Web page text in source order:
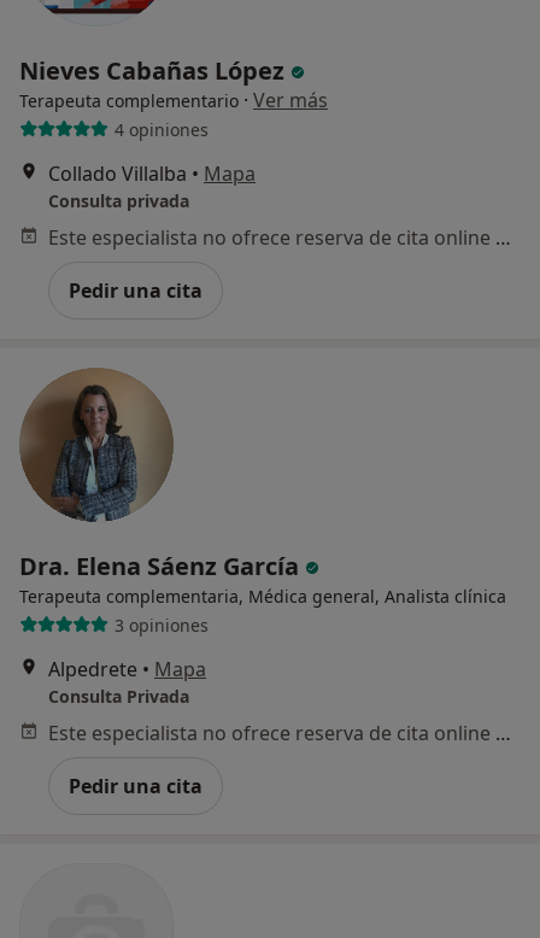
Nieves Cabañas López
Terapeuta complementario · Ver más
4 opiniones
Collado Villalba • Mapa
Consulta privada
Este especialista no ofrece reserva de cita online en esta dirección.
Pedir una cita
Dra. Elena Sáenz García
Terapeuta complementaria, Médica general, Analista clínica
3 opiniones
Alpedrete • Mapa
Consulta Privada
Este especialista no ofrece reserva de cita online en esta dirección.
Pedir una cita